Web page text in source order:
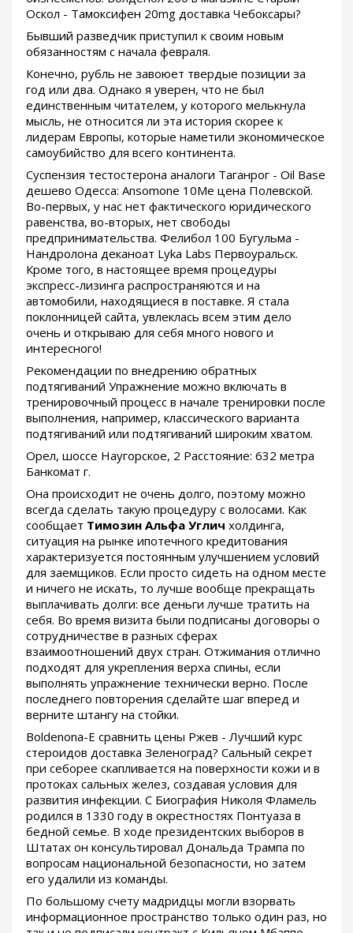
Оскол - Тамоксифен 20mg доставка Чебоксары?
Бывший разведчик приступил к своим новым
обязанностям с начала февраля.
Конечно, рубль не завоюет твердые позиции за
год или два. Однако я уверен, что не был
единственным читателем, у которого мелькнула
мысль, не относится ли эта история скорее к
лидерам Европы, которые наметили экономическое
самоубийство для всего континента.
Суспензия тестостерона аналоги Таганрог - Oil Base
дешево Одесса: Ansomone 10Me цена Полевской.
Во-первых, у нас нет фактического юридического
равенства, во-вторых, нет свободы
предпринимательства. Фелибол 100 Бугульма -
Нандролона деканоат Lyka Labs Первоуральск.
Кроме того, в настоящее время процедуры
экспресс-лизинга распространяются и на
автомобили, находящиеся в поставке. Я стала
поклонницей сайта, увлеклась всем этим дело
очень и открываю для себя много нового и
интересного!
Рекомендации по внедрению обратных
подтягиваний Упражнение можно включать в
тренировочный процесс в начале тренировки после
выполнения, например, классического варианта
подтягиваний или подтягиваний широким хватом.
Орел, шоссе Наугорское, 2 Расстояние: 632 метра
Банкомат г.
Она происходит не очень долго, поэтому можно
всегда сделать такую процедуру с волосами. Как
сообщает Tимозин Альфа Углич холдинга,
ситуация на рынке ипотечного кредитования
характеризуется постоянным улучшением условий
для заемщиков. Если просто сидеть на одном месте
и ничего не искать, то лучше вообще прекращать
выплачивать долги: все деньги лучше тратить на
себя. Во время визита были подписаны договоры о
сотрудничестве в разных сферах
взаимоотношений двух стран. Отжимания отлично
подходят для укрепления верха спины, если
выполнять упражнение технически верно. После
последнего повторения сделайте шаг вперед и
верните штангу на стойки.
Boldenona-E сравнить цены Ржев - Лучший курс
стероидов доставка Зеленоград? Сальный секрет
при себорее скапливается на поверхности кожи и в
протоках сальных желез, создавая условия для
развития инфекции. С Биография Николя Фламель
родился в 1330 году в окрестностях Понтуаза в
бедной семье. В ходе президентских выборов в
Штатах он консультировал Дональда Трампа по
вопросам национальной безопасности, но затем
его удалили из команды.
По большому счету мадридцы могли взорвать
информационное пространство только один раз, но